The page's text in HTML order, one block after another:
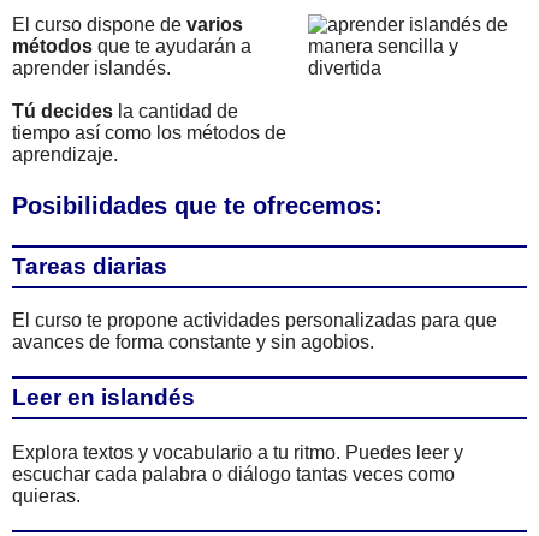
El curso dispone de varios
métodos que te ayudarán a
aprender islandés.
Tú decides la cantidad de
tiempo así como los métodos de
aprendizaje.
Posibilidades que te ofrecemos:
Tareas diarias
El curso te propone actividades personalizadas para que
avances de forma constante y sin agobios.
Leer en islandés
Explora textos y vocabulario a tu ritmo. Puedes leer y
escuchar cada palabra o diálogo tantas veces como
quieras.